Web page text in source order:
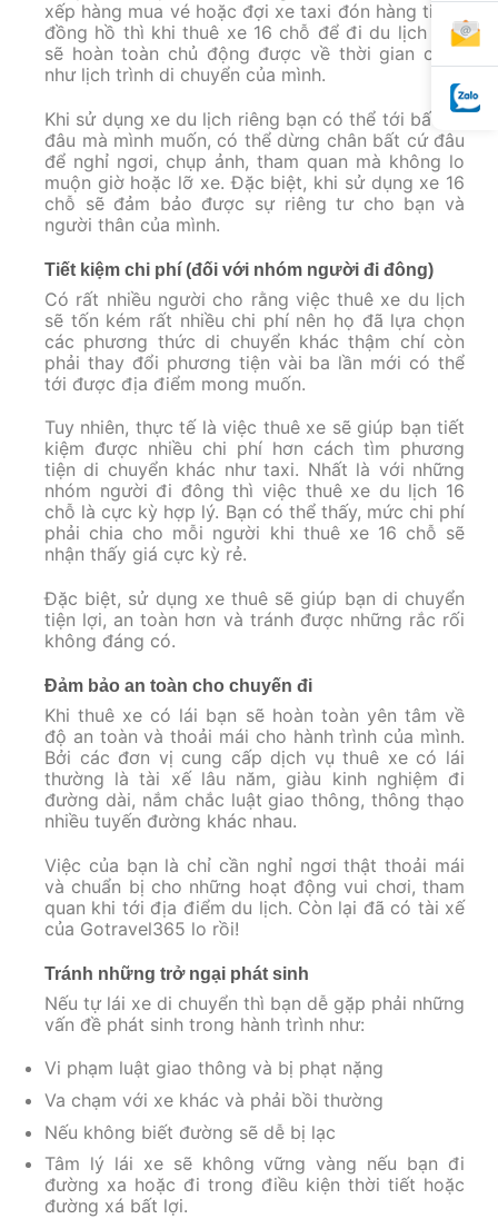
xếp hàng mua vé hoặc đợi xe taxi đón hàng tiếng
đồng hồ thì khi thuê xe 16 chỗ để đi du lịch bạn
sẽ hoàn toàn chủ động được về thời gian cũng
như lịch trình di chuyển của mình.
Khi sử dụng xe du lịch riêng bạn có thể tới bất cứ
đâu mà mình muốn, có thể dừng chân bất cứ đâu
để nghỉ ngơi, chụp ảnh, tham quan mà không lo
muộn giờ hoặc lỡ xe. Đặc biệt, khi sử dụng xe 16
chỗ sẽ đảm bảo được sự riêng tư cho bạn và
người thân của mình.
Tiết kiệm chi phí (đối với nhóm người đi đông)
Có rất nhiều người cho rằng việc thuê xe du lịch
sẽ tốn kém rất nhiều chi phí nên họ đã lựa chọn
các phương thức di chuyển khác thậm chí còn
phải thay đổi phương tiện vài ba lần mới có thể
tới được địa điểm mong muốn.
Tuy nhiên, thực tế là việc thuê xe sẽ giúp bạn tiết
kiệm được nhiều chi phí hơn cách tìm phương
tiện di chuyển khác như taxi. Nhất là với những
nhóm người đi đông thì việc thuê xe du lịch 16
chỗ là cực kỳ hợp lý. Bạn có thể thấy, mức chi phí
phải chia cho mỗi người khi thuê xe 16 chỗ sẽ
nhận thấy giá cực kỳ rẻ.
Đặc biệt, sử dụng xe thuê sẽ giúp bạn di chuyển
tiện lợi, an toàn hơn và tránh được những rắc rối
không đáng có.
Đảm bảo an toàn cho chuyến đi
Khi thuê xe có lái bạn sẽ hoàn toàn yên tâm về
độ an toàn và thoải mái cho hành trình của mình.
Bởi các đơn vị cung cấp dịch vụ thuê xe có lái
thường là tài xế lâu năm, giàu kinh nghiệm đi
đường dài, nắm chắc luật giao thông, thông thạo
nhiều tuyến đường khác nhau.
Việc của bạn là chỉ cần nghỉ ngơi thật thoải mái
và chuẩn bị cho những hoạt động vui chơi, tham
quan khi tới địa điểm du lịch. Còn lại đã có tài xế
của Gotravel365 lo rồi!
Tránh những trở ngại phát sinh
Nếu tự lái xe di chuyển thì bạn dễ gặp phải những
vấn đề phát sinh trong hành trình như:
Vi phạm luật giao thông và bị phạt nặng
Va chạm với xe khác và phải bồi thường
Nếu không biết đường sẽ dễ bị lạc
Tâm lý lái xe sẽ không vững vàng nếu bạn đi
đường xa hoặc đi trong điều kiện thời tiết hoặc
đường xá bất lợi.